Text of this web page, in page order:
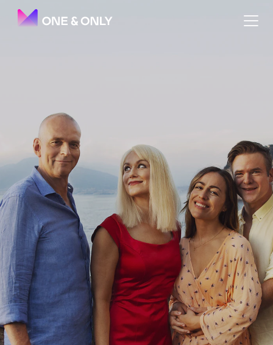
Den Skaldede Frisør The